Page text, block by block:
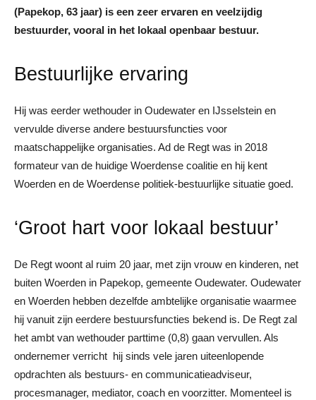
(Papekop, 63 jaar) is een zeer ervaren en veelzijdig
bestuurder, vooral in het lokaal openbaar bestuur.
Bestuurlijke ervaring
Hij was eerder wethouder in Oudewater en IJsselstein en
vervulde diverse andere bestuursfuncties voor
maatschappelijke organisaties. Ad de Regt was in 2018
formateur van de huidige Woerdense coalitie en hij kent
Woerden en de Woerdense politiek-bestuurlijke situatie goed.
‘Groot hart voor lokaal bestuur’
De Regt woont al ruim 20 jaar, met zijn vrouw en kinderen, net
buiten Woerden in Papekop, gemeente Oudewater. Oudewater
en Woerden hebben dezelfde ambtelijke organisatie waarmee
hij vanuit zijn eerdere bestuursfuncties bekend is. De Regt zal
het ambt van wethouder parttime (0,8) gaan vervullen. Als
ondernemer verricht hij sinds vele jaren uiteenlopende
opdrachten als bestuurs- en communicatieadviseur,
procesmanager, mediator, coach en voorzitter. Momenteel is